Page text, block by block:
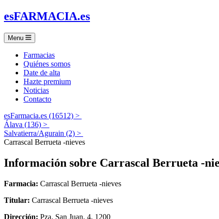
esFARMACIA.es
Menu
Farmacias
Quiénes somos
Date de alta
Hazte premium
Noticias
Contacto
esFarmacia.es (16512) >
Álava (136) >
Salvatierra/Agurain (2) >
Carrascal Berrueta -nieves
Información sobre Carrascal Berrueta -
Farmacia: Carrascal Berrueta -nieves
Titular: Carrascal Berrueta -nieves
Dirección: Pza. San Juan, 4, 1200